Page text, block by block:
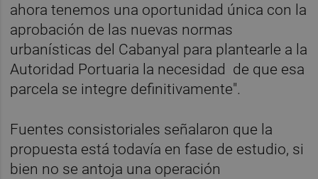
ahora tenemos una oportunidad única con la
aprobación de las nuevas normas
urbanísticas del Cabanyal para plantearle a la
Autoridad Portuaria la necesidad de que esa
parcela se integre definitivamente".
Fuentes consistoriales señalaron que la
propuesta está todavía en fase de estudio, si
bien no se antoja una operación